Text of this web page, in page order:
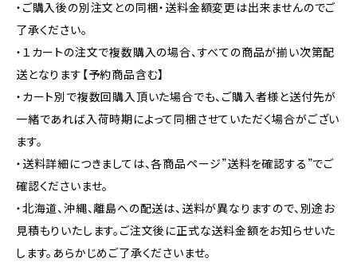
・ご購入後の別注文との同梱・送料金額変更は出来ませんのでご
了承ください。
・１カートの注文で複数購入の場合、すべての商品が揃い次第配
送となります【予約商品含む】
・カート別で複数回購入頂いた場合でも、ご購入者様と送付先が
一緒であれば入荷時期によって同梱させていただく場合がござい
ます。
・送料詳細につきましては、各商品ページ”送料を確認する”でご
確認くださいませ。
・北海道、沖縄、離島への配送は、送料が異なりますので、別途お
見積もりいたします。ご注文後に正式な送料金額をお知らせいた
します。あらかじめご了承くださいませ。